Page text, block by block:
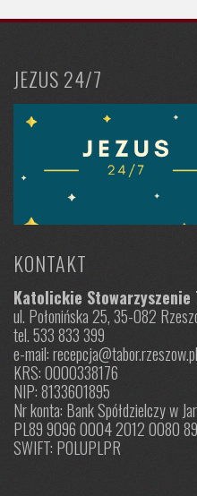
JEZUS 24/7
KONTAKT
Katolickie Stowarzyszenie
ul. Połonińska 25, 35-082
tel. 533 833 399
e-mail: recepcja@tabor.rzeszow.pl
KRS: 0000338176
NIP: 8133601895
Nr konta: Bank Spółdzielczy w
PL89 9096 0004 2012 0080
SWIFT: POLUPLPR